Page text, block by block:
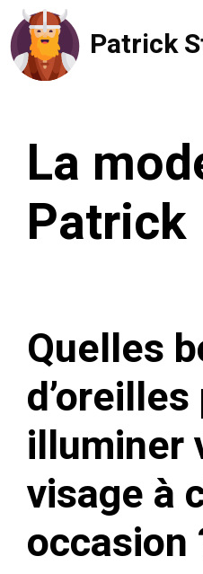
Aller
au
contenu
Patrick
La
Patrick
Quelles
illuminer
visage à
occasion